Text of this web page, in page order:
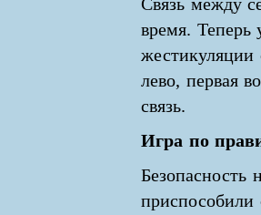
время. Теперь
жестикуляции
лево, первая
связь.
Игра по
Безопасность
приспособили